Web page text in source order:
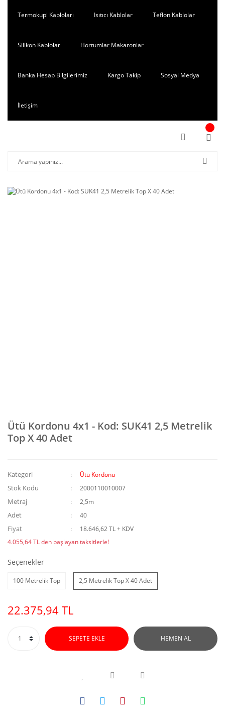
Termokupl Kabloları Isıtıcı Kablolar Teflon Kablolar
Silikon Kablolar Hortumlar Makaronlar
Banka Hesap Bilgilerimiz Kargo Takip Sosyal Medya
İletişim
Ütü Kordonu 4x1 - Kod: SUK41 2,5 Metrelik
Top X 40 Adet
Kategori Ütü Kordonu
Stok Kodu 2000110010007
Metraj 2,5m
Adet 40
Fiyat
18.646,62 TL + KDV
4.055,64 TL den başlayan taksitlerle!
Seçenekler
100 Metrelik Top 2,5 Metrelik Top X 40 Adet
22.375,94 TL
SEPETE EKLE HEMEN AL